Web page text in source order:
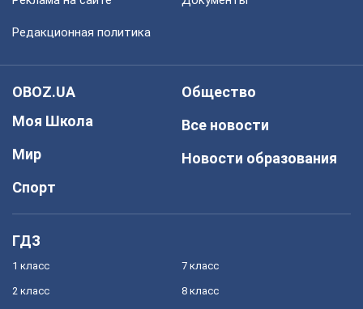
Редакционная политика
OBOZ.UA
Моя Школа
Мир
Спорт
Общество
Все новости
Новости образования
ГДЗ
1 класс
2 класс
7 класс
8 класс